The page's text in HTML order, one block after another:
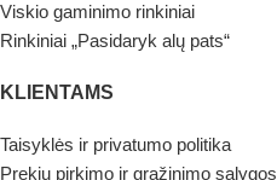
Viskio gaminimo rinkiniai
Rinkiniai „Pasidaryk alų pats“
KLIENTAMS
Taisyklės ir privatumo politika
Prekių pirkimo ir grąžinimo sąlygos